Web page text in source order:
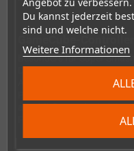
Du kannst jederzeit
sind und welche nicht.
Weitere Informationen
Besonders für Super
Anschlüsse zusätzlich zu
anschließen und mit